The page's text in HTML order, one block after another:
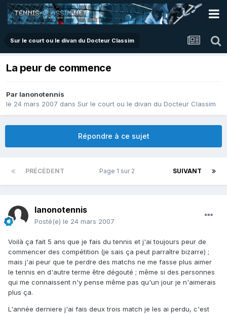
Sur le court ou le divan du Docteur Classim
La peur de commence
Par lanonotennis
le 24 mars 2007 dans Sur le court ou le divan du Docteur Classim
Répondre à ce sujet
PRÉCÉDENT SUIVANT
Page 1 sur 2
lanonotennis
Posté(e) le 24 mars 2007
Voilà ça fait 5 ans que je fais du tennis et j'ai toujours peur de
commencer des compétition (je sais ça peut parraître bizarre) ;
mais j'ai peur que te perdre des matchs ne me fasse plus aimer
le tennis en d'autre terme être dégouté ; même si des personnes
qui me connaissent n'y pense même pas qu'un jour je n'aimerais
plus ça.
L'année derniere j'ai fais deux trois match je les ai perdu, c'est